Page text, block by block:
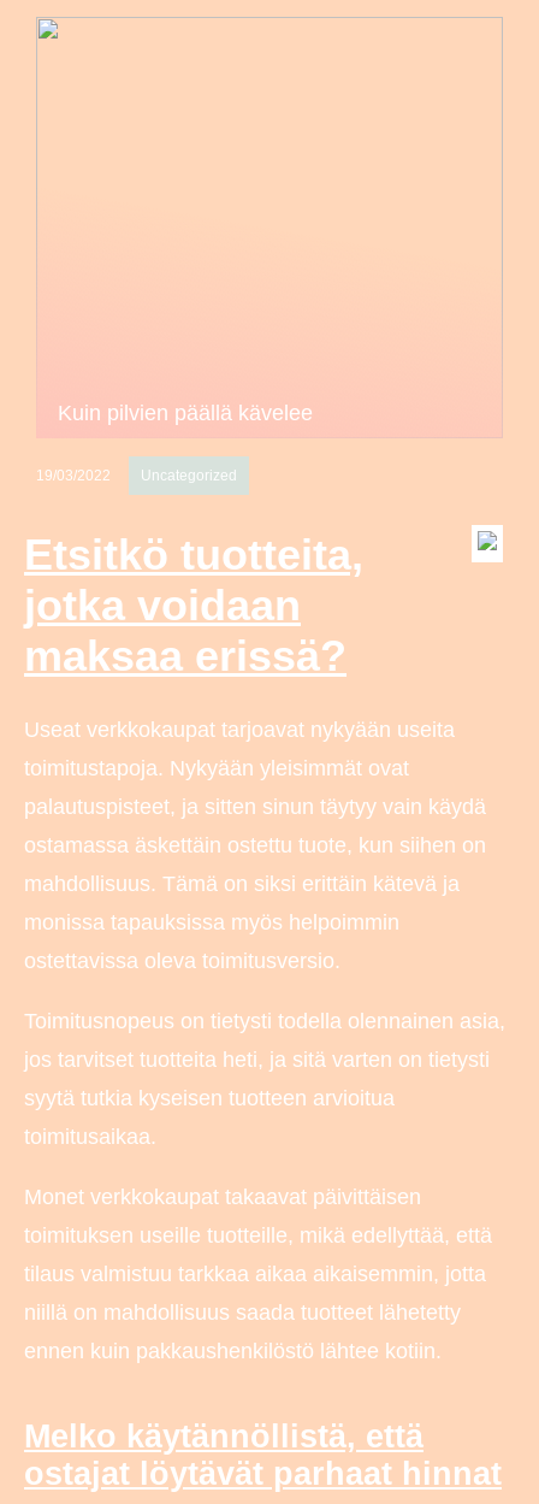
Kuin pilvien päällä kävelee
19/03/2022 Uncategorized
Etsitkö tuotteita,
jotka voidaan
maksaa erissä?
Useat verkkokaupat tarjoavat nykyään useita
toimitustapoja. Nykyään yleisimmät ovat
palautuspisteet, ja sitten sinun täytyy vain käydä
ostamassa äskettäin ostettu tuote, kun siihen on
mahdollisuus. Tämä on siksi erittäin kätevä ja
monissa tapauksissa myös helpoimmin
ostettavissa oleva toimitusversio.
Toimitusnopeus on tietysti todella olennainen asia,
jos tarvitset tuotteita heti, ja sitä varten on tietysti
syytä tutkia kyseisen tuotteen arvioitua
toimitusaikaa.
Monet verkkokaupat takaavat päivittäisen
toimituksen useille tuotteille, mikä edellyttää, että
tilaus valmistuu tarkkaa aikaa aikaisemmin, jotta
niillä on mahdollisuus saada tuotteet lähetetty
ennen kuin pakkaushenkilöstö lähtee kotiin.
Melko käytännöllistä, että
ostajat löytävät parhaat hinnat